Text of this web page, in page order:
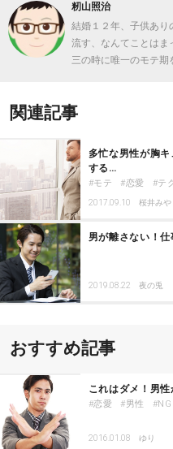
籾山照治
結婚１２年、子供あり
流す、なんてことはま
三の時に唯一のモテ期
関連記事
多忙な男性が胸
する…
モテ 恋愛 テ
2017.09.10 桜井みや
男が離さない！
2019.08.22 夜の兎
おすすめ記事
これはダメ！男
恋愛 男性 NG
2016.01.08 ゆり